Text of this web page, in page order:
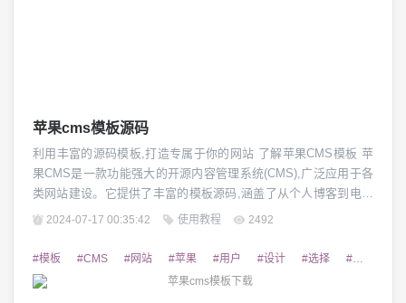
苹果cms模板源码
利用丰富的源码模板,打造专属于你的网站 了解苹果CMS模板 苹
果CMS是一款功能强大的开源内容管理系统(CMS),广泛应用于各
类网站建设。它提供了丰富的模板源码,涵盖了从个人博客到电商
平台的各种网站类型。这些模板不仅外观美观,而且结构合理,可根
的用户,都可以轻松利用苹果CMS模板搭建出专属个性的网站。 模
板的类型与特点 苹果...
2024-07-17 00:35:42 使用教程 2492
#模板 #CMS #网站 #苹果 #用户 #设计 #选择 #需求